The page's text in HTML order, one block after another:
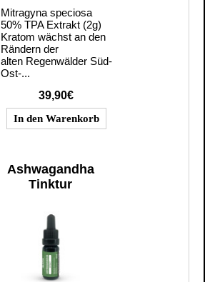
Mitragyna speciosa
50% TPA Extrakt (2g)
Kratom wächst an den
Rändern der
alten Regenwälder Süd-
Ost-...
39,90€
Ashwagandha
Tinktur